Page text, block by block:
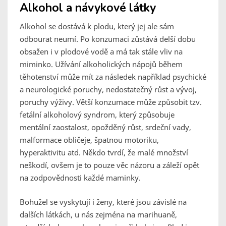
Alkohol a návykové látky
Alkohol se dostává k plodu, který jej ale sám
odbourat neumí. Po konzumaci zůstává delší dobu
obsažen i v plodové vodě a má tak stále vliv na
miminko. Užívání alkoholických nápojů během
těhotenství může mít za následek například psychické
a neurologické poruchy, nedostatečný růst a vývoj,
poruchy výživy. Větší konzumace může způsobit tzv.
fetální alkoholový syndrom, který způsobuje
mentální zaostalost, opožděný růst, srdeční vady,
malformace obličeje, špatnou motoriku,
hyperaktivitu atd. Někdo tvrdí, že malé množství
neškodí, ovšem je to pouze věc názoru a záleží opět
na zodpovědnosti každé maminky.
Bohužel se vyskytují i ženy, které jsou závislé na
dalších látkách, u nás zejména na marihuaně,